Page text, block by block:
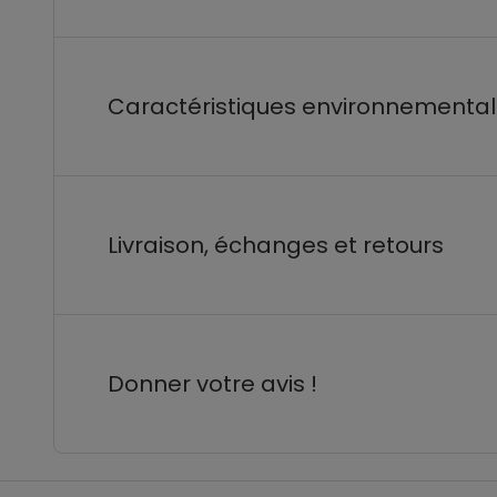
Caractéristiques
Livraison, échanges et retours
Donner votre avis !